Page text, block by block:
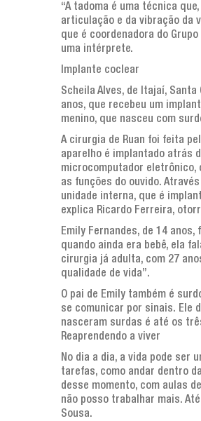
“A tadoma é uma técnica
articulação e da vibração da
que é coordenadora do
uma intérprete.
Implante coclear
Scheila Alves, de Itajaí,
anos, que recebeu um
menino, que nasceu com
A cirurgia de Ruan foi feita
aparelho é implantado atrás
microcomputador eletrônico,
as funções do ouvido.
unidade interna, que é
explica Ricardo Ferreira,
Emily Fernandes, de 14
quando ainda era bebê, ela
cirurgia já adulta, com 27
qualidade de vida”.
O pai de Emily também é
se comunicar por sinais. Ele
nasceram surdas é até os
Reaprendendo a viver
No dia a dia, a vida pode ser
tarefas, como andar dentro
desse momento, com aulas
não posso trabalhar mais.
Sousa.